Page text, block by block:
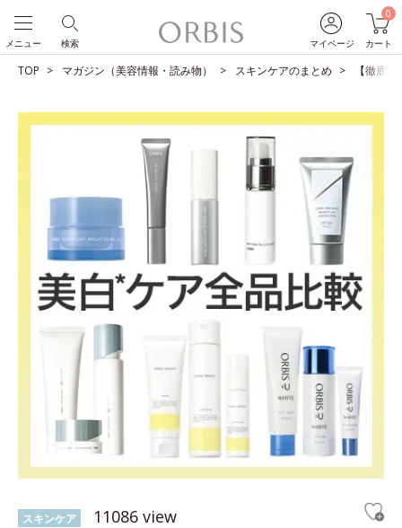
マイページ
0
カート
検索
メニュー
TOP マガジン（美容情報・読み物） スキンケアのまとめ 【徹底
スキンケア 11086 view